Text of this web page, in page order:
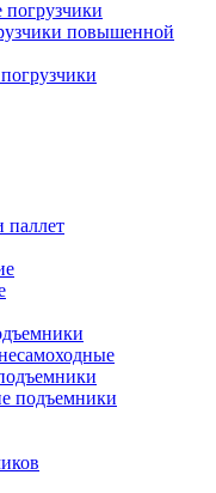
повышенной
паллет
подъемники